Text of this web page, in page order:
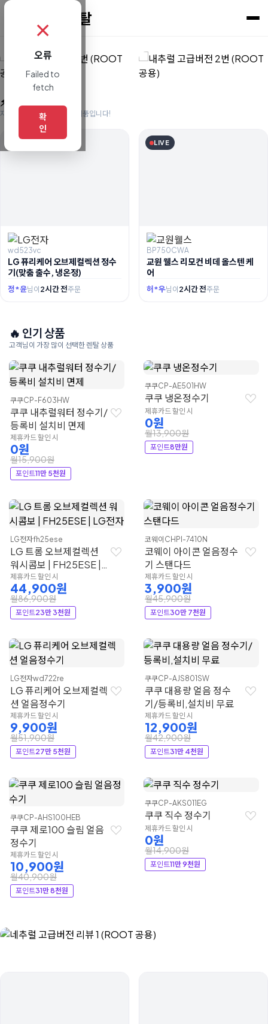
⚡ 실시간 주문
지금 고객님들이 찾으시는 제품입니다!
wd523vc
LG 퓨리케어 오브제컬렉션 정수
기(맞춤 출수, 냉온정)
정*윤님이 2시간 전주문
LIVE
BP750CWA
교원 웰스 리모컨 비데 올스텐 케
어
허*우님이 2시간 전주문
🔥 인기 상품
고객님이 가장 많이 선택한 렌탈 상품
쿠쿠CP-F603HW
쿠쿠 내추럴워터 정수기/
등록비 설치비 면제
제휴카드 할인 시
0원
월15,900원
포인트11만 5천원
쿠쿠CP-AE501HW
쿠쿠 냉온정수기
제휴카드 할인 시
0원
월13,900원
포인트8만원
LG전자fh25ese
LG 트롬 오브제컬렉션
워시콤보 | FH25ESE |
LG전자
제휴카드 할인 시
44,900원
월86,900원
포인트23만 3천원
코웨이 CHPI-7410N
코웨이 아이콘 얼음정수
기 스탠다드
제휴카드 할인 시
3,900원
월45,900원
포인트30만 7천원
LG전자wd722re
LG 퓨리케어 오브제컬렉
션 얼음정수기
제휴카드 할인 시
9,900원
월51,900원
포인트27만 5천원
쿠쿠CP-AJS801SW
쿠쿠 대용량 얼음 정수
기/등록비,설치비 무료
제휴카드 할인 시
12,900원
월42,900원
포인트31만 4천원
쿠쿠CP-AHS100HEB
쿠쿠 제로100 슬림 얼음
정수기
제휴카드 할인 시
10,900원
월40,900원
포인트31만 8천원
쿠쿠CP-AKS011EG
쿠쿠 직수 정수기
제휴카드 할인 시
0원
월14,900원
포인트11만 9천원
✗
오류
Failed to
fetch
확
인